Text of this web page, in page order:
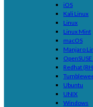
iOS
Kali Linux
Linux
Linux Mint
macOS
Manjaro
OpenSUSE
Redhat
Ubuntu
UNIX
Windows